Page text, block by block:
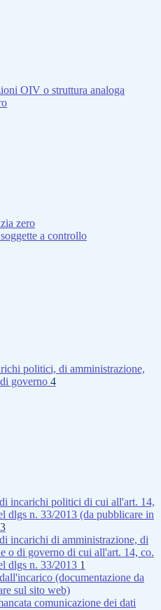
OIV o struttura analoga
zero
a controllo
politici, di amministrazione,
governo 4
incarichi politici di cui all'art. 14,
dlgs n. 33/2013 (da pubblicare in
3
incarichi di amministrazione, di
o di governo di cui all'art. 14, co.
dlgs n. 33/2013 1
(documentazione da
sul sito web)
comunicazione dei dati